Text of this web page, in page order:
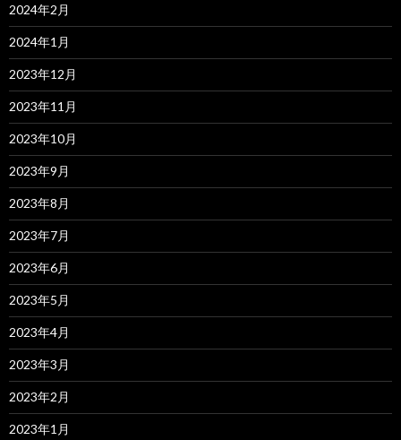
2024年2月
2024年1月
2023年12月
2023年11月
2023年10月
2023年9月
2023年8月
2023年7月
2023年6月
2023年5月
2023年4月
2023年3月
2023年2月
2023年1月